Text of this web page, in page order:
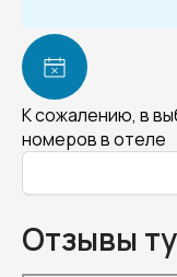
К сожалению, в
номеров в отеле
Отзывы